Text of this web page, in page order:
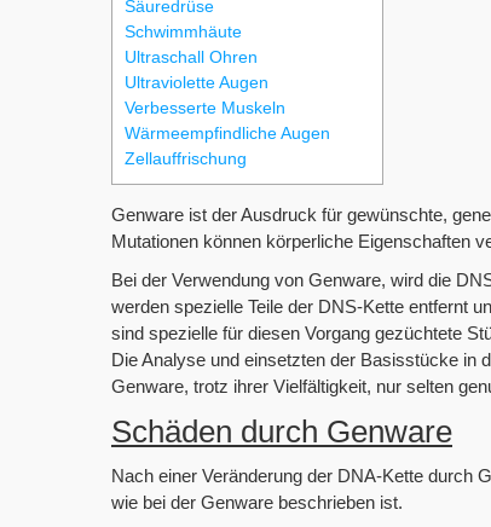
Säuredrüse
Schwimmhäute
Ultraschall Ohren
Ultraviolette Augen
Verbesserte Muskeln
Wärmeempfindliche Augen
Zellauffrischung
Genware ist der Ausdruck für gewünschte,
Mutationen können körperliche Eigenschaften
Bei der Verwendung von Genware, wird die
werden spezielle Teile der DNS-Kette entfernt
sind spezielle für diesen Vorgang gezüchtete
Die Analyse und einsetzten der Basisstücke in
Genware, trotz ihrer Vielfältigkeit, nur selten
Schäden durch Genware
Nach einer Veränderung der DNA-Kette durch
wie bei der Genware beschrieben ist.